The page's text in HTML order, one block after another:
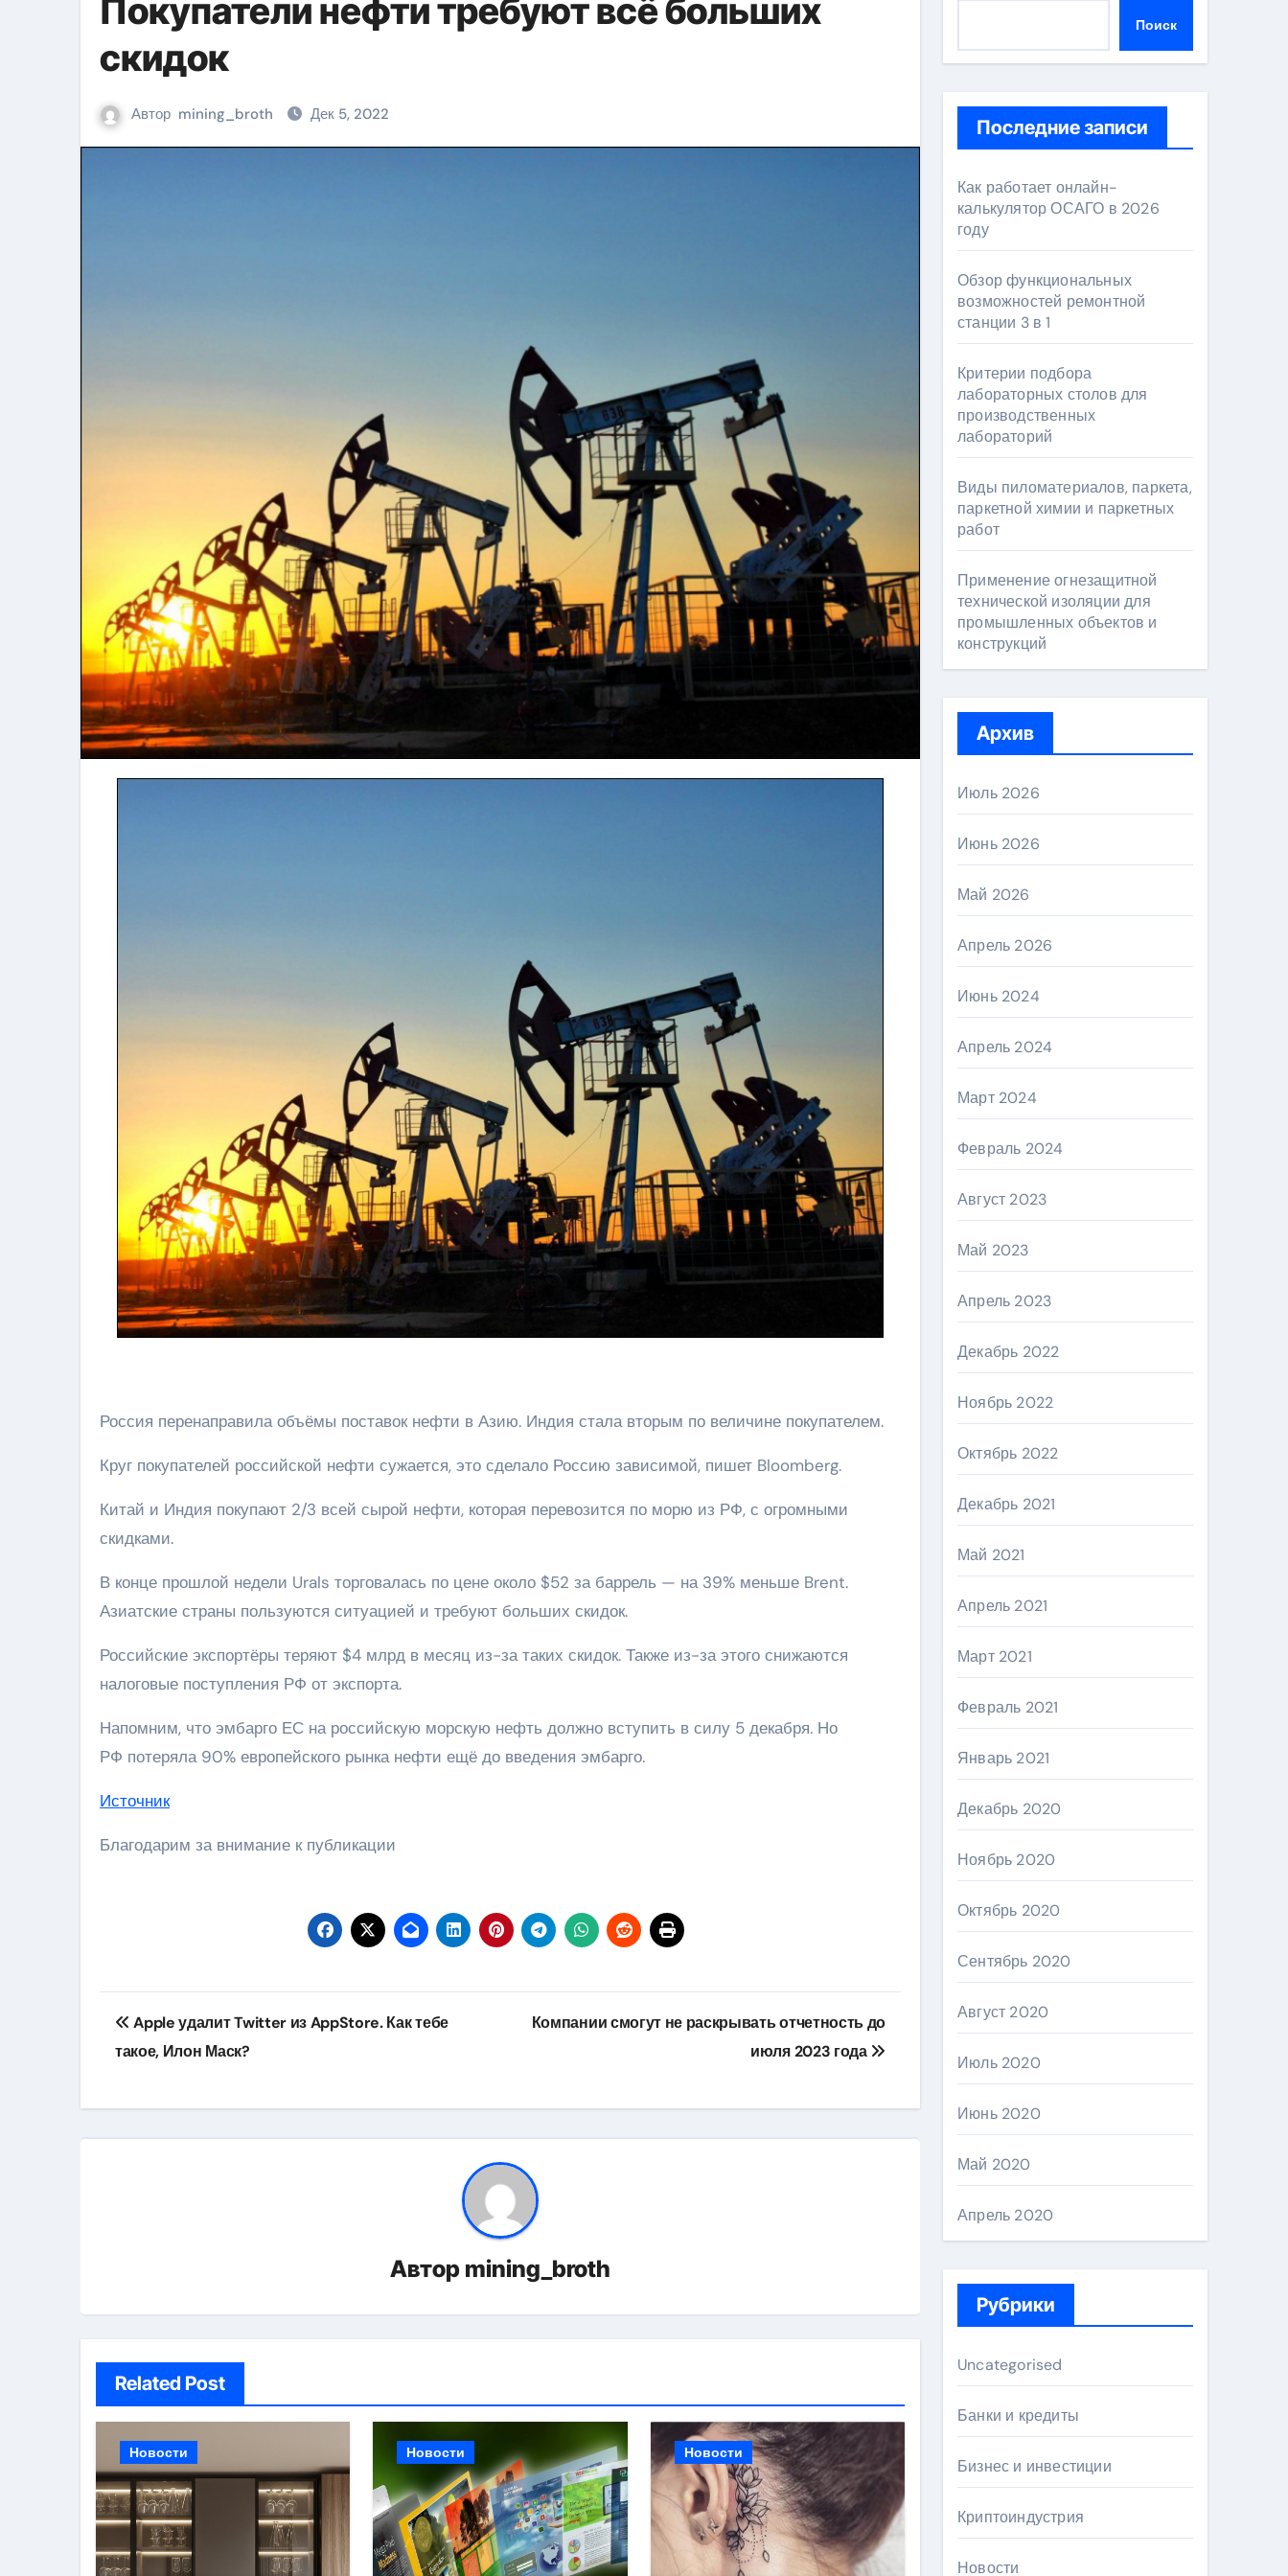
Покупатели нефти требуют всё больших
скидок
Автор mining_broth Дек 5, 2022
Россия перенаправила объёмы поставок нефти в Азию. Индия стала вторым по величине покупателем.
Круг покупателей российской нефти сужается, это сделало Россию зависимой, пишет Bloomberg.
Китай и Индия покупают 2/3 всей сырой нефти, которая перевозится по морю из РФ, с огромными
скидками.
В конце прошлой недели Urals торговалась по цене около $52 за баррель — на 39% меньше Brent.
Азиатские страны пользуются ситуацией и требуют больших скидок.
Российские экспортёры теряют $4 млрд в месяц из-за таких скидок. Также из-за этого снижаются
налоговые поступления РФ от экспорта.
Напомним, что эмбарго ЕС на российскую морскую нефть должно вступить в силу 5 декабря. Но
РФ потеряла 90% европейского рынка нефти ещё до введения эмбарго.
Источник
Благодарим за внимание к публикации
Навигация
по
Apple удалит Twitter из AppStore. Как тебе
такое, Илон Маск?
Компании смогут не раскрывать отчетность до
июля 2023 года
Автор mining_broth
Related Post
Новости Новости Новости
Поиск
Последние записи
Как работает онлайн-
калькулятор ОСАГО в 2026
году
Обзор функциональных
возможностей ремонтной
станции 3 в 1
Критерии подбора
лабораторных столов для
производственных
лабораторий
Виды пиломатериалов, паркета,
паркетной химии и паркетных
работ
Применение огнезащитной
технической изоляции для
промышленных объектов и
конструкций
Архив
Июль 2026
Июнь 2026
Май 2026
Апрель 2026
Июнь 2024
Апрель 2024
Март 2024
Февраль 2024
Август 2023
Май 2023
Апрель 2023
Декабрь 2022
Ноябрь 2022
Октябрь 2022
Декабрь 2021
Май 2021
Апрель 2021
Март 2021
Февраль 2021
Январь 2021
Декабрь 2020
Ноябрь 2020
Октябрь 2020
Сентябрь 2020
Август 2020
Июль 2020
Июнь 2020
Май 2020
Апрель 2020
Рубрики
Uncategorised
Банки и кредиты
Бизнес и инвестиции
Криптоиндустрия
Новости